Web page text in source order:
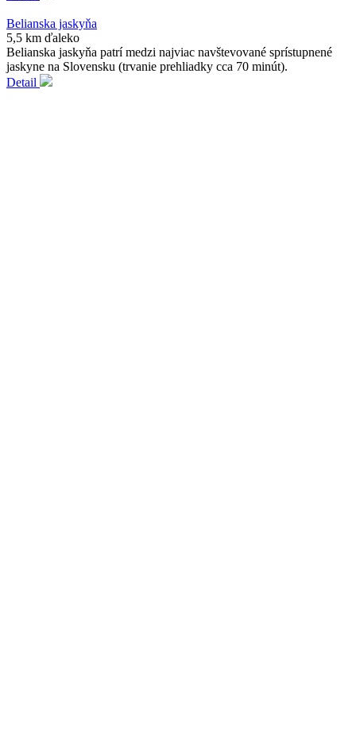
Belianska jaskyňa
5,5 km ďaleko
Belianska jaskyňa patrí medzi najviac navštevované sprístupnené
jaskyne na Slovensku (trvanie prehliadky cca 70 minút).
Detail